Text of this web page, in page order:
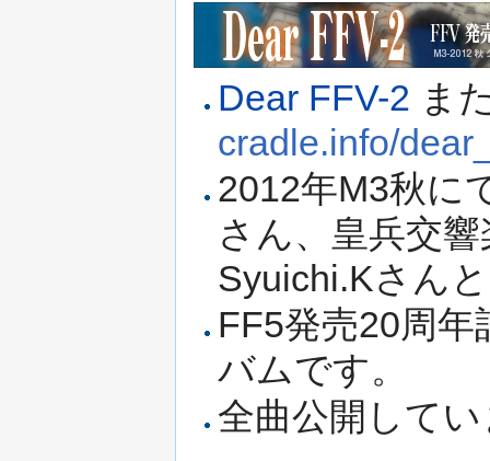
Dear FFV-2 ま
cradle.info/
2012年M3秋に
さん、皇兵交
Syuichi.Kさん
FF5発売20周
バムです。
全曲公開して